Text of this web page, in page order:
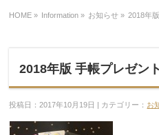
HOME » Information » お知らせ » 2018年
2018年版 手帳プレゼン
投稿日：2017年10月19日 | カテゴリー： お